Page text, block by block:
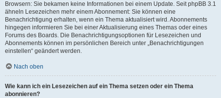
Browsern: Sie bekamen keine Informationen bei einem Update. Seit phpBB 3.1
ähneln Lesezeichen mehr einem Abonnement: Sie können eine
Benachrichtigung erhalten, wenn ein Thema aktualisiert wird. Abonnements
hingegen informieren Sie bei einer Aktualisierung eines Themas oder eines
Forums des Boards. Die Benachrichtigungsoptionen für Lesezeichen und
Abonnements können im persönlichen Bereich unter „Benachrichtigungen
einstellen“ geändert werden.
Nach oben
Wie kann ich ein Lesezeichen auf ein Thema setzen oder ein Thema
abonnieren?